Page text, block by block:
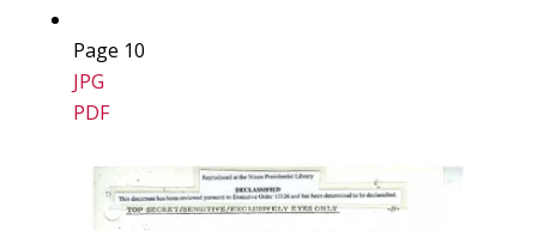
Page 10
JPG
PDF